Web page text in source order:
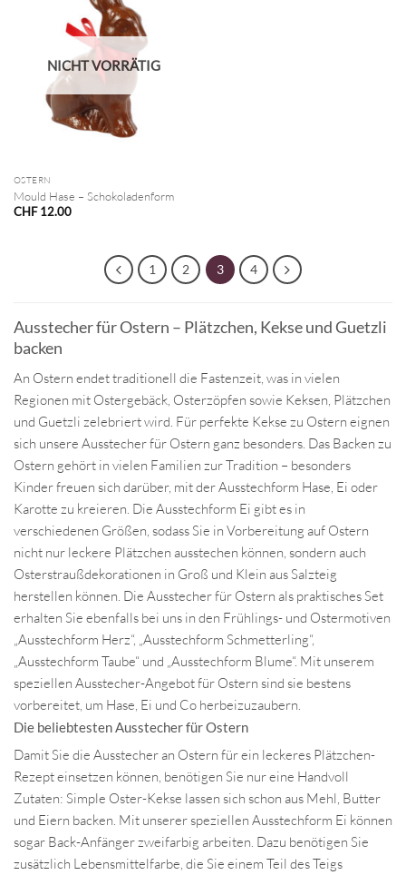
NICHT VORRÄTIG
OSTERN
Mould Hase – Schokoladenform
CHF12.00
1 2 3 4
Ausstecher für Ostern – Plätzchen, Kekse und Guetzli
backen
An Ostern endet traditionell die Fastenzeit, was in vielen
Regionen mit Ostergebäck, Osterzöpfen sowie Keksen, Plätzchen
und Guetzli zelebriert wird. Für perfekte Kekse zu Ostern eignen
sich unsere Ausstecher für Ostern ganz besonders. Das Backen zu
Ostern gehört in vielen Familien zur Tradition – besonders
Kinder freuen sich darüber, mit der Ausstechform Hase, Ei oder
Karotte zu kreieren. Die Ausstechform Ei gibt es in
verschiedenen Größen, sodass Sie in Vorbereitung auf Ostern
nicht nur leckere Plätzchen ausstechen können, sondern auch
Osterstraußdekorationen in Groß und Klein aus Salzteig
herstellen können. Die Ausstecher für Ostern als praktisches Set
erhalten Sie ebenfalls bei uns in den Frühlings- und Ostermotiven
„Ausstechform Herz“, „Ausstechform Schmetterling“,
„Ausstechform Taube“ und „Ausstechform Blume“. Mit unserem
speziellen Ausstecher-Angebot für Ostern sind sie bestens
vorbereitet, um Hase, Ei und Co herbeizuzaubern.
Die beliebtesten Ausstecher für Ostern
Damit Sie die Ausstecher an Ostern für ein leckeres Plätzchen-
Rezept einsetzen können, benötigen Sie nur eine Handvoll
Zutaten: Simple Oster-Kekse lassen sich schon aus Mehl, Butter
und Eiern backen. Mit unserer speziellen Ausstechform Ei können
sogar Back-Anfänger zweifarbig arbeiten. Dazu benötigen Sie
zusätzlich Lebensmittelfarbe, die Sie einem Teil des Teigs